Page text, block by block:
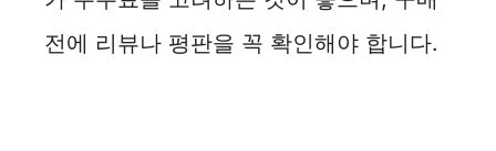
전에 리뷰나 평판을 꼭 확인해야 합니다.